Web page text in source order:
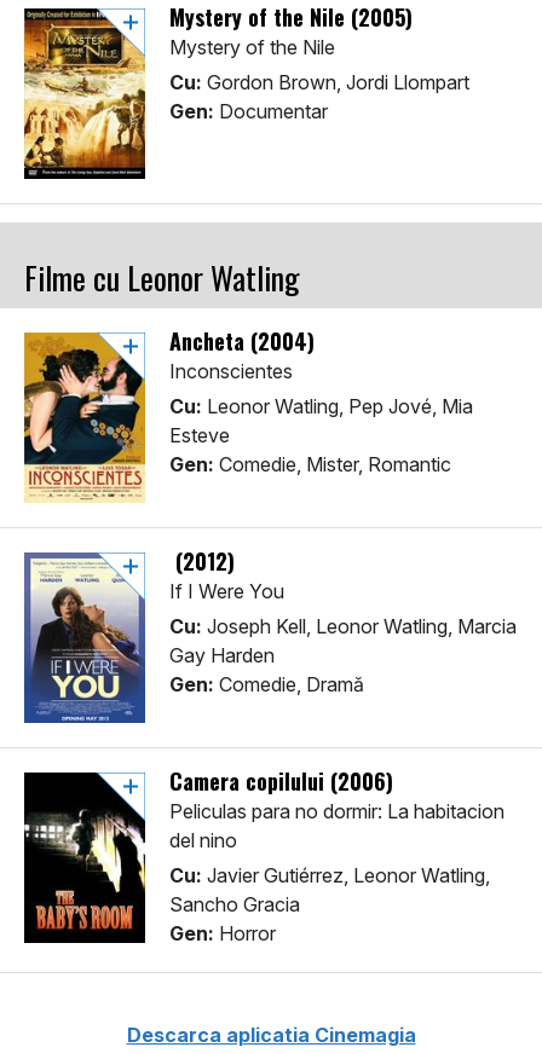
Mystery of the Nile (2005)
Mystery of the Nile
Cu: Gordon Brown, Jordi Llompart
Gen: Documentar
Filme cu Leonor Watling
Ancheta (2004)
Inconscientes
Cu: Leonor Watling, Pep Jové, Mia
Esteve
Gen: Comedie, Mister, Romantic
(2012)
If I Were You
Cu: Joseph Kell, Leonor Watling, Marcia
Gay Harden
Gen: Comedie, Dramă
Camera copilului (2006)
Peliculas para no dormir: La habitacion
del nino
Cu: Javier Gutiérrez, Leonor Watling,
Sancho Gracia
Gen: Horror
Descarca aplicatia Cinemagia